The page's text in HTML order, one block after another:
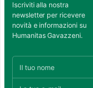
Iscriviti alla nostra
newsletter per ricevere
novità e informazioni su
Humanitas Gavazzeni.